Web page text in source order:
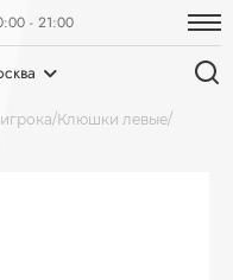
- 21:00
Клюшки левые